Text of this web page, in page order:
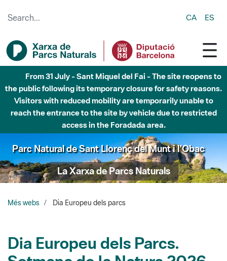
CA ES
From 31 July - Sant Miquel del Fai - The site reopens to
the public following its temporary closure for safety reasons.
Visitors with reduced mobility are temporarily unable to
reach the entrance to the site by vehicle due to restricted
access in the Foradada area.
Parc Natural de Sant Llorenç del Munt i l'Obac
La Xarxa de Parcs Naturals
Més webs Dia Europeu dels parcs
Dia Europeu dels Parcs.